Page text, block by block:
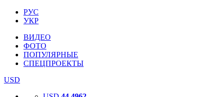
РУС
УКР
ВИДЕО
ФОТО
ПОПУЛЯРНЫЕ
СПЕЦПРОЕКТЫ
USD